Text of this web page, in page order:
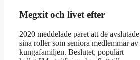
Megxit och livet efter
2020 meddelade paret att de avslutade
sina roller som seniora medlemmar av
kungafamiljen. Beslutet, populärt